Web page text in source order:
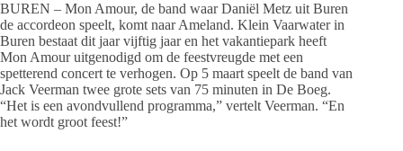
BUREN – Mon Amour, de band waar Daniël Metz uit Buren
de accordeon speelt, komt naar Ameland. Klein Vaarwater in
Buren bestaat dit jaar vijftig jaar en het vakantiepark heeft
Mon Amour uitgenodigd om de feestvreugde met een
spetterend concert te verhogen. Op 5 maart speelt de band van
Jack Veerman twee grote sets van 75 minuten in De Boeg.
“Het is een avondvullend programma,” vertelt Veerman. “En
het wordt groot feest!”